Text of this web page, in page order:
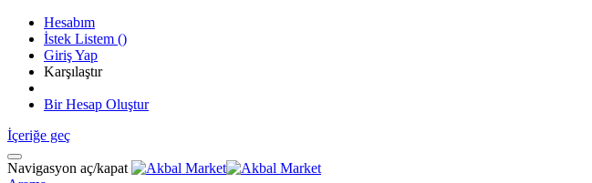
Hesabım
İstek Listem ()
Giriş Yap
Karşılaştır
Bir Hesap Oluştur
İçeriğe geç
Navigasyon aç/kapat